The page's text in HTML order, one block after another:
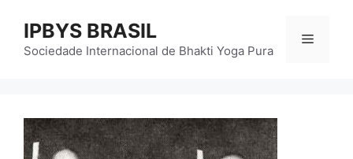
paraIPBYS BRASIL
Sociedade Internacional de Bhakti Yoga Pura
Menu